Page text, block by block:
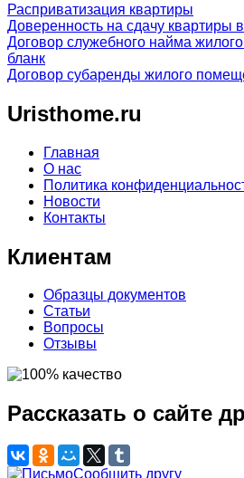
Расприватизация квартиры
Доверенность на сдачу квартиры
Договор служебного найма
бланк
Договор субаренды жилого
Uristhome.ru
Главная
О нас
Политика
Новости
Контакты
Клиентам
Образцы документов
Статьи
Вопросы
Отзывы
Рассказать о сайте
Сообщить другу